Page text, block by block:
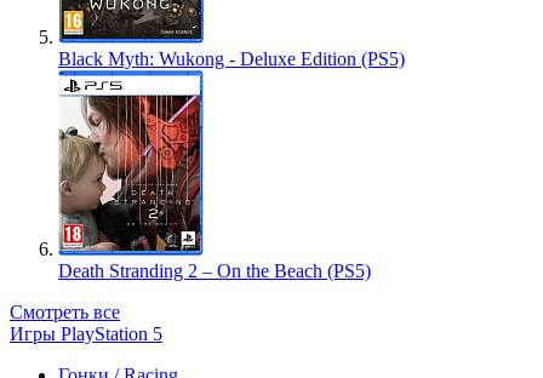
Black Myth: Wukong - Deluxe Edition (PS5)
Death Stranding 2 – On the Beach (PS5)
Смотреть все
Игры PlayStation 5